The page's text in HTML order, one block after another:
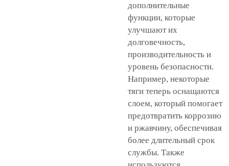
дополнительные
функции, которые
улучшают их
долговечность,
производительность и
уровень безопасности.
Например, некоторые
тяги теперь оснащаются
слоем, который помогает
предотвратить коррозию
и ржавчину, обеспечивая
более длительный срок
службы. Также